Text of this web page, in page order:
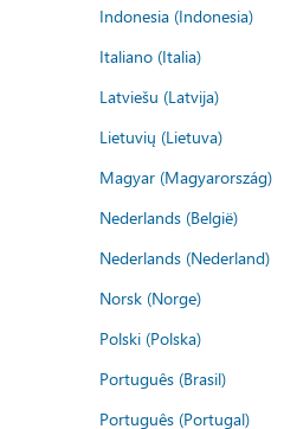
Indonesia (Indonesia)
Italiano (Italia)
Latviešu (Latvija)
Lietuvių (Lietuva)
Magyar (Magyarország)
Nederlands (België)
Nederlands (Nederland)
Norsk (Norge)
Polski (Polska)
Português (Brasil)
Português (Portugal)